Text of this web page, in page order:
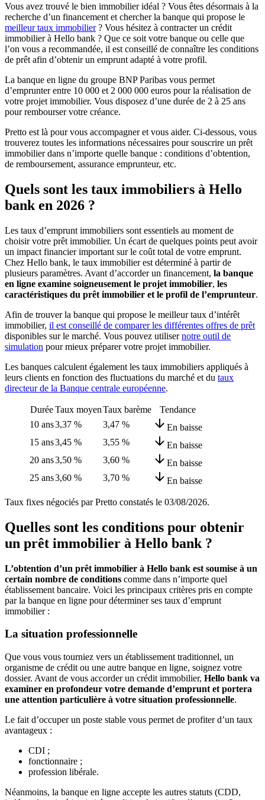
Vous avez trouvé le bien immobilier idéal ? Vous êtes désormais à la
recherche d’un financement et chercher la banque qui propose le
meilleur taux immobilier? Vous hésitez à contracter un crédit
immobilier à Hello bank ? Que ce soit votre banque ou celle que
l’on vous a recommandée, il est conseillé de connaître les conditions
de prêt afin d’obtenir un emprunt adapté à votre profil.
La banque en ligne du groupe BNP Paribas vous permet
d’emprunter entre 10 000 et 2 000 000 euros pour la réalisation de
votre projet immobilier. Vous disposez d’une durée de 2 à 25 ans
pour rembourser votre créance.
Pretto est là pour vous accompagner et vous aider. Ci-dessous, vous
trouverez toutes les informations nécessaires pour souscrire un prêt
immobilier dans n’importe quelle banque : conditions d’obtention,
de remboursement, assurance emprunteur, etc.
Quels sont les taux immobiliers à Hello
bank en 2026 ?
Les taux d’emprunt immobiliers sont essentiels au moment de
choisir votre prêt immobilier. Un écart de quelques points peut avoir
un impact financier important sur le coût total de votre emprunt.
Chez Hello bank, le taux immobilier est déterminé à partir de
plusieurs paramètres. Avant d’accorder un financement, la banque
en ligne examine soigneusement le projet immobilier, les
caractéristiques du prêt immobilier et le profil de l’emprunteur.
Afin de trouver la banque qui propose le meilleur taux d’intérêt
immobilier, il est conseillé de comparer les différentes offres de prêt
disponibles sur le marché. Vous pouvez utilisernotre outil de
simulation pour mieux préparer votre projet immobilier.
Les banques calculent également les taux immobiliers appliqués à
leurs clients en fonction des fluctuations du marché et du taux
directeur de la Banque centrale européenne.
DuréeTaux moyenTaux barème
Tendance
10 ans3,37 % 3,47 %
En baisse
15 ans3,45 % 3,55 %
En baisse
20 ans3,50 % 3,60 %
En baisse
25 ans3,60 % 3,70 % En baisse
Taux fixes négociés par Pretto constatés le 03/08/2026.
Quelles sont les conditions pour obtenir
un prêt immobilier à Hello bank ?
L’obtention d’un prêt immobilier à Hello bank est soumise à un
certain nombre de conditions comme dans n’importe quel
établissement bancaire. Voici les principaux critères pris en compte
par la banque en ligne pour déterminer ses taux d’emprunt
immobilier :
La situation professionnelle
Que vous vous tourniez vers un établissement traditionnel, un
organisme de crédit ou une autre banque en ligne, soignez votre
dossier. Avant de vous accorder un crédit immobilier, Hello bank va
examiner en profondeur votre demande d’emprunt et portera
une attention particulière à votre situation professionnelle.
Le fait d’occuper un poste stable vous permet de profiter d’un taux
avantageux :
CDI ;
fonctionnaire ;
profession libérale.
Néanmoins, la banque en ligne accepte les autres statuts (CDD,